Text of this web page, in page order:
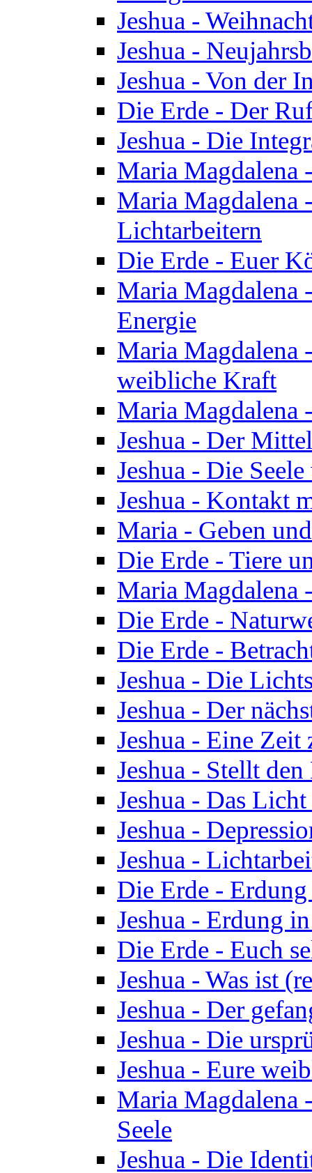
Jeshua -
Jeshua -
Jeshua - Von der
Die Erde - Der
Jeshua - Die
Maria Magdalena
Maria Magdalena
Lichtarbeitern
Die Erde - Euer
Maria Magdalena
Energie
Maria Magdalena
weibliche Kraft
Maria Magdalena
Jeshua - Der
Jeshua - Die
Jeshua - Kontakt
Maria - Geben
Die Erde - Tiere
Maria Magdalena
Die Erde -
Die Erde -
Jeshua - Die
Jeshua - Der
Jeshua - Eine Zeit
Jeshua - Stellt
Jeshua - Das
Jeshua -
Jeshua -
Die Erde -
Jeshua - Erdung
Die Erde - Euch
Jeshua - Was ist
Jeshua - Der
Jeshua - Die
Jeshua - Eure
Maria Magdalena
Seele
Jeshua - Die